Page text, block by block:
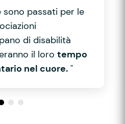
sono passati per le
di disabilità
il loro tempo
nel cuore."